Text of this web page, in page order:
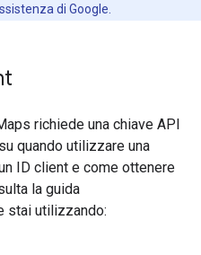
di Google.
richiede una chiave API
quando utilizzare una
ID client e come ottenere
la guida
stai utilizzando: